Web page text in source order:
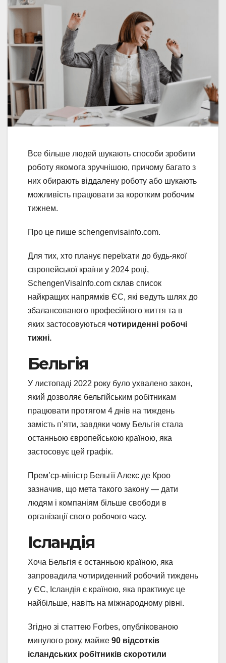
Все більше людей шукають способи зробити
роботу якомога зручнішою, причому багато з
них обирають віддалену роботу або шукають
можливість працювати за коротким робочим
тижнем.
Про це пише schengenvisainfo.com.
Для тих, хто планує переїхати до будь-якої
європейської країни у 2024 році,
SchengenVisaInfo.com склав список
найкращих напрямків ЄС, які ведуть шлях до
збалансованого професійного життя та в
яких застосовуються чотириденні робочі
тижні.
Бельгія
У листопаді 2022 року було ухвалено закон,
який дозволяє бельгійським робітникам
працювати протягом 4 днів на тиждень
замість п’яти, завдяки чому Бельгія стала
останньою європейською країною, яка
застосовує цей графік.
Прем’єр-міністр Бельгії Алекс де Кроо
зазначив, що мета такого закону — дати
людям і компаніям більше свободи в
організації свого робочого часу.
Ісландія
Хоча Бельгія є останньою країною, яка
запровадила чотириденний робочий тиждень
у ЄС, Ісландія є країною, яка практикує це
найбільше, навіть на міжнародному рівні.
Згідно зі статтею Forbes, опублікованою
минулого року, майже 90 відсотків
ісландських робітників скоротили